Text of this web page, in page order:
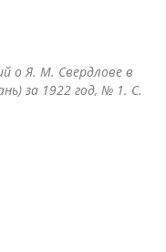
о Я. М. Свердлове в
за 1922 год, № 1. С.